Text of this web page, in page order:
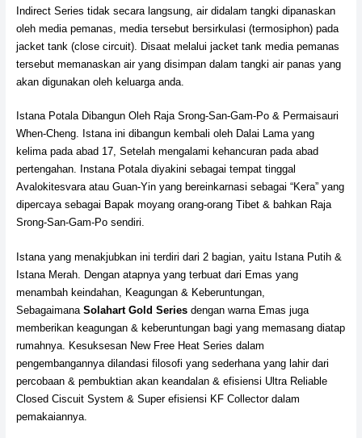
Indirect Series tidak secara langsung, air didalam tangki dipanaskan
oleh media pemanas, media tersebut bersirkulasi (termosiphon) pada
jacket tank (close circuit). Disaat melalui jacket tank media pemanas
tersebut memanaskan air yang disimpan dalam tangki air panas yang
akan digunakan oleh keluarga anda.
Istana Potala Dibangun Oleh Raja Srong-San-Gam-Po & Permaisauri
When-Cheng. Istana ini dibangun kembali oleh Dalai Lama yang
kelima pada abad 17, Setelah mengalami kehancuran pada abad
pertengahan. Instana Potala diyakini sebagai tempat tinggal
Avalokitesvara atau Guan-Yin yang bereinkarnasi sebagai “Kera” yang
dipercaya sebagai Bapak moyang orang-orang Tibet & bahkan Raja
Srong-San-Gam-Po sendiri.
Istana yang menakjubkan ini terdiri dari 2 bagian, yaitu Istana Putih &
Istana Merah. Dengan atapnya yang terbuat dari Emas yang
menambah keindahan, Keagungan & Keberuntungan,
Sebagaimana Solahart Gold Seriesdengan warna Emas juga
memberikan keagungan & keberuntungan bagi yang memasang diatap
rumahnya. Kesuksesan New Free Heat Series dalam
pengembangannya dilandasi filosofi yang sederhana yang lahir dari
percobaan & pembuktian akan keandalan & efisiensi Ultra Reliable
Closed Ciscuit System & Super efisiensi KF Collector dalam
pemakaiannya.